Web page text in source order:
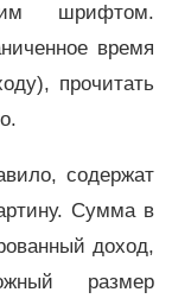
шрифтом.
время
прочитать
содержат
Сумма в
доход,
размер